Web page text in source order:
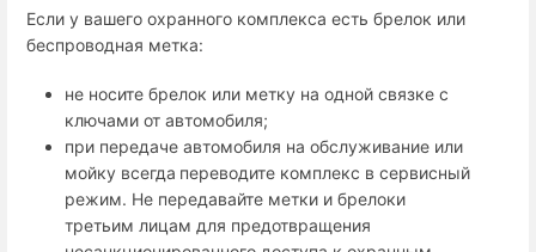
Если у вашего охранного комплекса есть брелок или
беспроводная метка:
не носите брелок или метку на одной связке с
ключами от автомобиля;
при передаче автомобиля на обслуживание или
мойку всегда переводите комплекс в сервисный
режим. Не передавайте метки и брелоки
третьим лицам для предотвращения